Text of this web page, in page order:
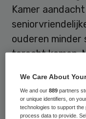
Kamer
ouderen minder
terecht komen.
We Care About
We and our889 partners
or unique identifiers, on
technologies to support
process data to provide.